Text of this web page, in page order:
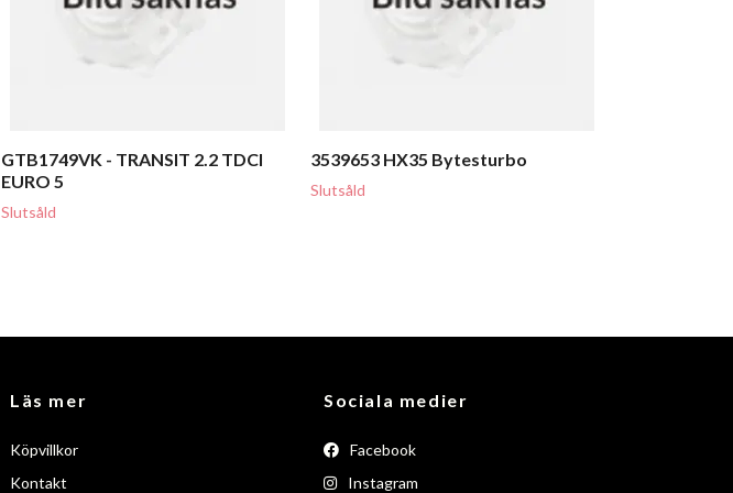
GTB1749VK - TRANSIT 2.2 TDCI
EURO 5
Slutsåld
3539653 HX35 Bytesturbo
Slutsåld
Läs mer
Köpvillkor
Kontakt
Sociala medier
Facebook
Instagram